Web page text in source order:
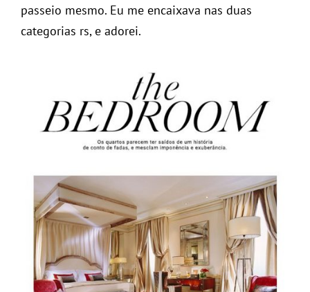
passeio mesmo. Eu me encaixava nas duas
categorias rs, e adorei.